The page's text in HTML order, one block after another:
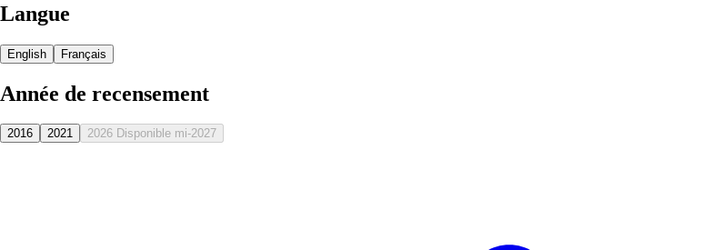
Langue
English Français
Année de recensement
2016 2021 2026 Disponible mi-2027